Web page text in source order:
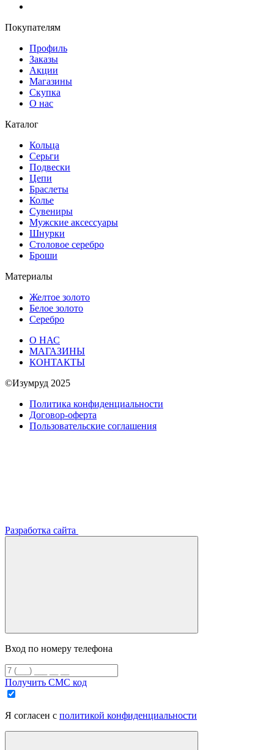
Покупателям
Профиль
Заказы
Акции
Магазины
Скупка
О нас
Каталог
Кольца
Серьги
Подвески
Цепи
Браслеты
Колье
Сувениры
Мужские аксессуары
Шнурки
Столовое серебро
Броши
Материалы
Желтое золото
Белое золото
Серебро
О НАС
МАГАЗИНЫ
КОНТАКТЫ
©Изумруд 2025
Политика конфиденциальности
Договор-оферта
Пользовательские соглашения
Разработка сайта
Вход по номеру телефона
Получить СМС код
Я согласен с политикой конфиденциальности